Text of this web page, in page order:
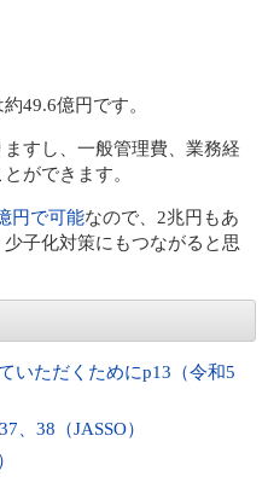
49.6億円です。
すし、一般管理費、業務経
ができます。
円で可能なので、2兆円もあ
子化対策にもつながると思
いただくためにp13（令和5
、38（JASSO）